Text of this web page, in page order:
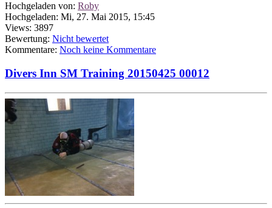
Hochgeladen von: Roby
Hochgeladen: Mi, 27. Mai 2015, 15:45
Views: 3897
Bewertung: Nicht bewertet
Kommentare: Noch keine Kommentare
Divers Inn SM Training 20150425 00012